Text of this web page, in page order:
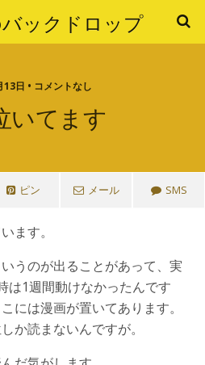
ックドロップ
日 • コメントなし
いてます
ピン メール SMS
ます。
うのが出ることがあって、実
は1週間動けなかったんです
には漫画が置いてあります。
か読まないんですが。